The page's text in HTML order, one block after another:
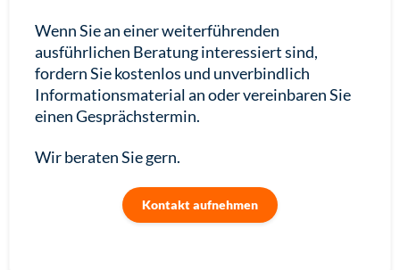
Wenn Sie an einer weiterführenden
ausführlichen Beratung interessiert sind,
fordern Sie kostenlos und unverbindlich
Informationsmaterial an oder vereinbaren Sie
einen Gesprächstermin.
Wir beraten Sie gern.
Kontakt aufnehmen